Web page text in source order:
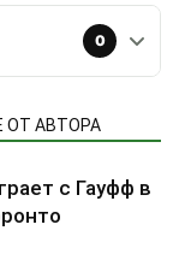
0
ОТ АВТОРА
с Гауфф в